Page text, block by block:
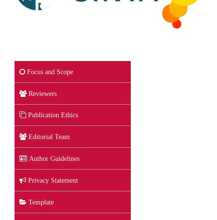
Focus and Scope
Reviewers
Publication Ethics
Editorial Team
Author Guidelines
Privacy Statement
Template